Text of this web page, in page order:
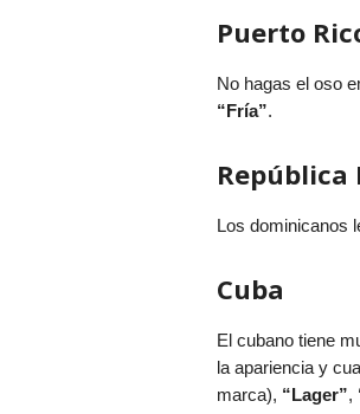
Puerto
No hagas el oso
“Fría”.
República
Los dominicanos
Cuba
El cubano tiene
la apariencia y
marca), “Lager”,